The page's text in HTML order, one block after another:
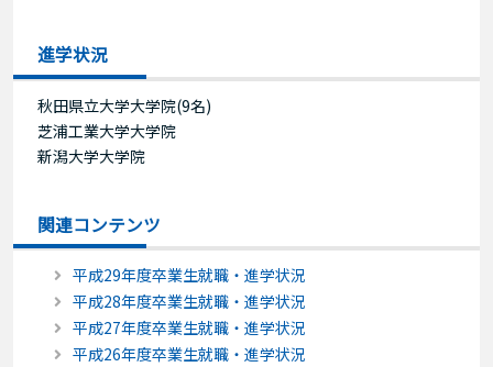
進学状況
秋田県立大学大学院(9名)
芝浦工業大学大学院
新潟大学大学院
関連コンテンツ
平成29年度卒業生就職・進学状況
平成28年度卒業生就職・進学状況
平成27年度卒業生就職・進学状況
平成26年度卒業生就職・進学状況